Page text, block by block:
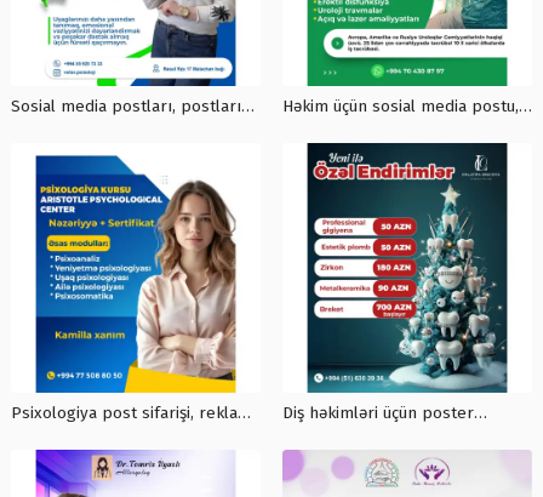
Sosial media postları, postların
reklam postu, instagram
postlarının sifarişi
Həkim üçün sosial media postu,
dizaynı, həkim posteri dizaynı,
həkim tanıtım postu
Psixologiya post sifarişi, reklam
üçün vizual dizayn, psixoloq
elanlari
Diş həkimləri üçün poster
poster hazirlanması, cəlbedici
reklam dizaynları